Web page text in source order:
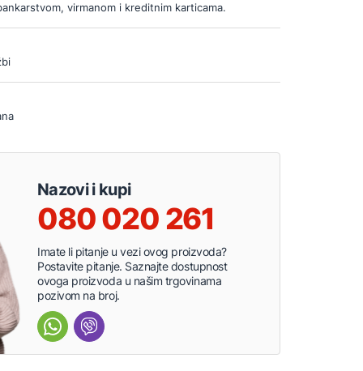
virmanom i kreditnim karticama.
Nazovi i kupi
080 020 261
Imate li pitanje u vezi ovog proizvoda?
Postavite pitanje. Saznajte dostupnost
ovoga proizvoda u našim trgovinama
pozivom na broj.